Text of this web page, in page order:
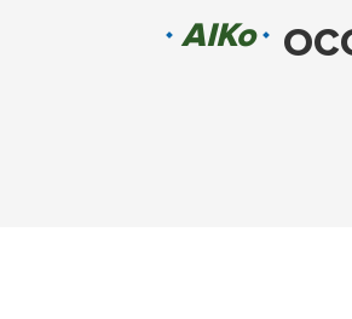
AIKo